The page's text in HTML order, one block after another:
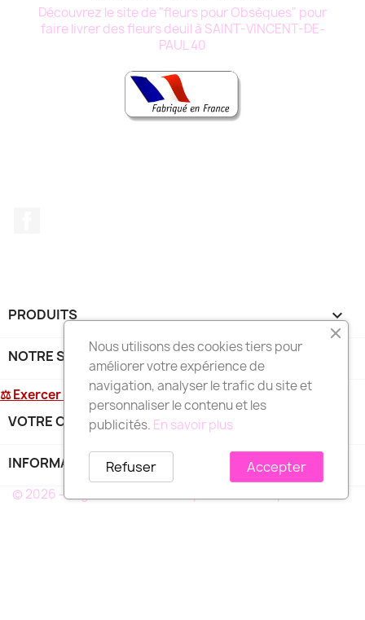
Découvrez le site de "fleurs pour Obsèques" pour
faire livrer des fleurs deuil à SAINT-VINCENT-DE-
PAUL 40
PRODUITS 
NOTRE SOCIÉTÉ
⚖ Exercer mon droit de rétractation
VOTRE COMPTE
INFORMATIONS
© 2026 - Logiciel e-commerce par PrestaShop™
Nous utilisons des cookies tiers pour
améliorer votre expérience de
navigation, analyser le trafic du site et
personnaliser le contenu et les
publicités. En savoir plus
Accepter
Refuser